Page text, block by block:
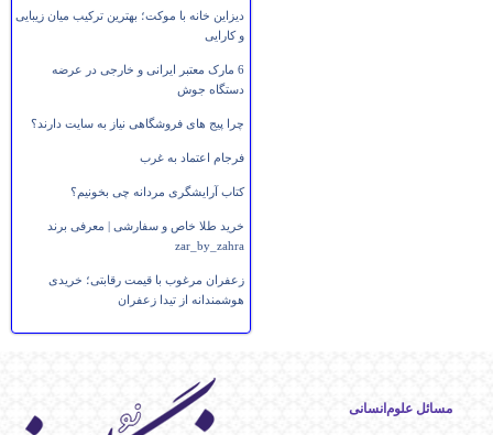
دیزاین خانه با موکت؛ بهترین ترکیب میان زیبایی
و کارایی
6 مارک معتبر ایرانی و خارجی در عرضه
دستگاه جوش
چرا پیج های فروشگاهی نیاز به سایت دارند؟
فرجام اعتماد به غرب
کتاب آرایشگری مردانه چی بخونیم؟
خرید طلا خاص و سفارشی | معرفی برند
zar_by_zahra
زعفران مرغوب با قیمت رقابتی؛ خریدی
هوشمندانه از تیدا زعفران
مسائل علوم‌انسانی